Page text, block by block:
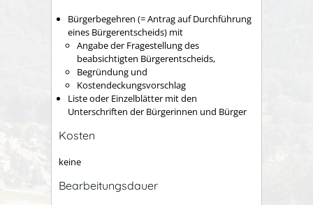
Bürgerbegehren (= Antrag auf Durchführung
eines Bürgerentscheids) mit
Angabe der Fragestellung des
beabsichtigten Bürgerentscheids,
Begründung und
Kostendeckungsvorschlag
Liste oder Einzelblätter mit den
Unterschriften der Bürgerinnen und Bürger
Kosten
keine
Bearbeitungsdauer